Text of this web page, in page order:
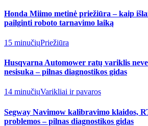
Honda Miimo metinė priežiūra – kaip
pailginti roboto tarnavimo laiką
15 minučiųPriežiūra
Husqvarna Automower ratų variklis
nesisuka – pilnas diagnostikos gidas
14 minučiųVarikliai ir pavaros
Segway Navimow kalibravimo klaidos,
problemos – pilnas diagnostikos gidas